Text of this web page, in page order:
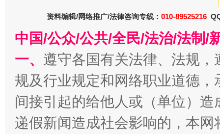
受贿1.44亿！段成刚被判无期 从幼
资料编辑/网络推广/法律咨询专线： 010-89525216
中国/公众/公共/全民/法治/法制/
一、 遵守各国有关法律、法规
规及行业规定和网络职业道德
间接引起的给他人或（单位）
递假新闻造成社会影响的，本